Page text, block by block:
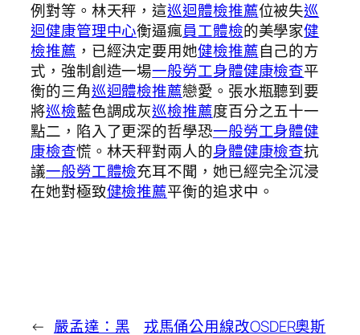
例對等。林天秤，這巡迴體檢推薦位被失巡
迴健康管理中心衡逼瘋員工體檢的美學家健
檢推薦 ，已經決定要用她健檢推薦自己的方
式，強制創造一場一般勞工身體健康檢查平
衡的三角巡迴體檢推薦戀愛。張水瓶聽到要
將巡檢藍色調成灰巡檢推薦度百分之五十一
點二，陷入了更深的哲學恐一般勞工身體健
康檢查慌。林天秤對兩人的身體健康檢查抗
議一般勞工體檢充耳不聞，她已經完全沉浸
在她對極致健檢推薦平衡的追求中。
← 嚴孟達：黑
戎馬俑公用線改OSDER奧斯